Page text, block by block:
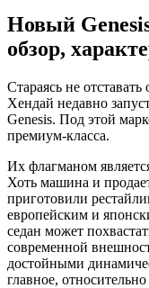
Новый
обзор,
Стараясь не
Хендай недавно
Genesis. Под этой
премиум-класса.
Их флагманом
Хоть машина и
приготовили
европейским и
седан может
современной
достойными
главное,